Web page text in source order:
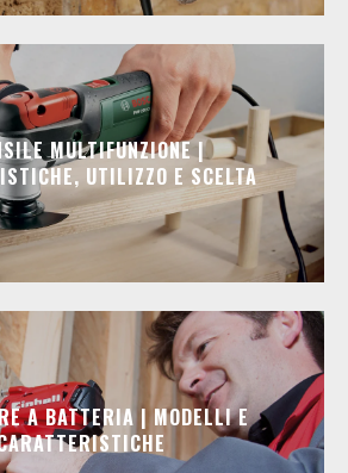
MULTIFUNZIONE |
UTILIZZO E SCELTA
A BATTERIA | MODELLI E